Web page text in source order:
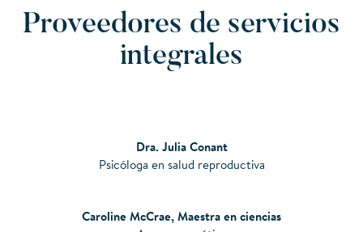
Proveedores de servicios
integrales
Dra. Julia Conant
Psicóloga en salud reproductiva
Caroline McCrae, Maestra en ciencias